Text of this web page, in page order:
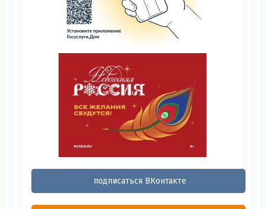
подписаться ВКонтакте